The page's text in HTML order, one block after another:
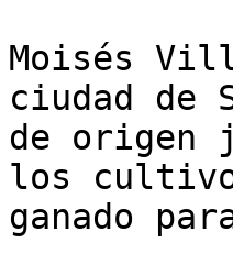
Moisés
ciudad de
de origen
los
ganado